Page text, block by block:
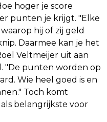
hoger je score
punten je krijgt. "Elke
hij of zij geld
Daarmee kan je het
Veltmeijer uit aan
"De punten worden op
Wie heel goed is en
Toch komt
belangrijkste voor